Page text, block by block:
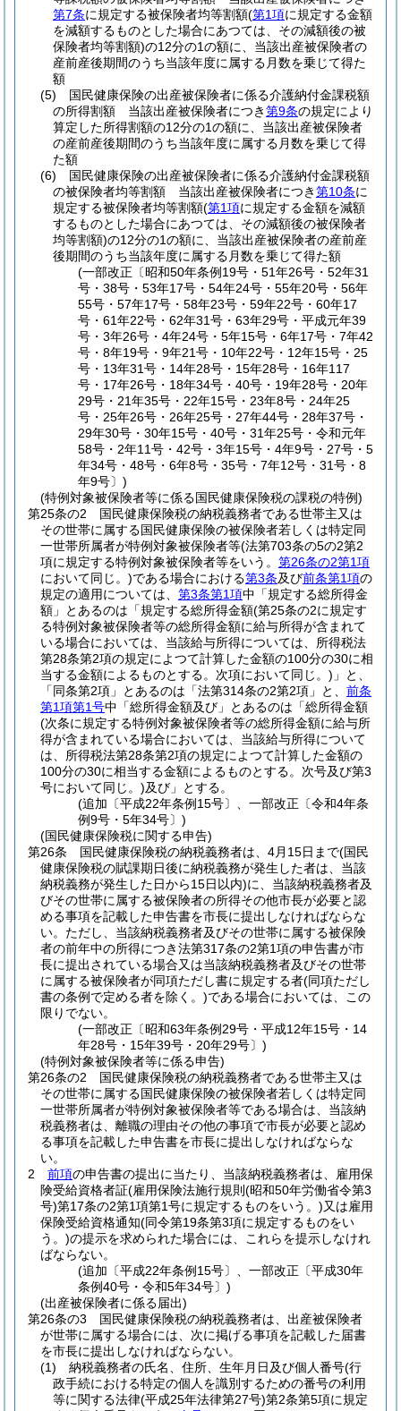
第7条に規定する被保険者均等割額(第1項に規定する金額
を減額するものとした場合にあつては、その減額後の被
保険者均等割額)の12分の1の額に、当該出産被保険者の
産前産後期間のうち当該年度に属する月数を乗じて得た
額
(5)
国民健康保険の出産被保険者に係る介護納付金課税額
の所得割額 当該出産被保険者につき第9条の規定により
算定した所得割額の12分の1の額に、当該出産被保険者
の産前産後期間のうち当該年度に属する月数を乗じて得
た額
(6)
国民健康保険の出産被保険者に係る介護納付金課税額
の被保険者均等割額 当該出産被保険者につき第10条に
規定する被保険者均等割額(第1項に規定する金額を減額
するものとした場合にあつては、その減額後の被保険者
均等割額)の12分の1の額に、当該出産被保険者の産前産
後期間のうち当該年度に属する月数を乗じて得た額
(一部改正〔昭和50年条例19号・51年26号・52年31
号・38号・53年17号・54年24号・55年20号・56年
55号・57年17号・58年23号・59年22号・60年17
号・61年22号・62年31号・63年29号・平成元年39
号・3年26号・4年24号・5年15号・6年17号・7年42
号・8年19号・9年21号・10年22号・12年15号・25
号・13年31号・14年28号・15年28号・16年117
号・17年26号・18年34号・40号・19年28号・20年
29号・21年35号・22年15号・23年8号・24年25
号・25年26号・26年25号・27年44号・28年37号・
29年30号・30年15号・40号・31年25号・令和元年
58号・2年11号・42号・3年15号・4年9号・27号・5
年34号・48号・6年8号・35号・7年12号・31号・8
年9号〕)
(特例対象被保険者等に係る国民健康保険税の課税の特例)
第25条の2
国民健康保険税の納税義務者である世帯主又は
その世帯に属する国民健康保険の被保険者若しくは特定同
一世帯所属者が特例対象被保険者等(法第703条の5の2第2
項に規定する特例対象被保険者等をいう。 第26条の2第1項
において同じ。)である場合における第3条及び前条第1項の
規定の適用については、 第3条第1項中「規定する総所得金
額」とあるのは「規定する総所得金額(第25条の2に規定す
る特例対象被保険者等の総所得金額に給与所得が含まれて
いる場合においては、当該給与所得については、所得税法
第28条第2項の規定によつて計算した金額の100分の30に相
当する金額によるものとする。次項において同じ。) 」と、
「同条第2項」とあるのは「法第314条の2第2項」と、 前条
第1項第1号中「総所得金額及び」とあるのは「総所得金額
(次条に規定する特例対象被保険者等の総所得金額に給与所
得が含まれている場合においては、当該給与所得について
は、所得税法第28条第2項の規定によつて計算した金額の
100分の30に相当する金額によるものとする。次号及び第3
号において同じ。)及び」とする。
(追加〔平成22年条例15号〕、一部改正〔令和4年条
例9号・5年34号〕)
(国民健康保険税に関する申告)
第26条
国民健康保険税の納税義務者は、4月15日まで(国民
健康保険税の賦課期日後に納税義務が発生した者は、当該
納税義務が発生した日から15日以内)に、当該納税義務者及
びその世帯に属する被保険者の所得その他市長が必要と認
める事項を記載した申告書を市長に提出しなければならな
い。 ただし、当該納税義務者及びその世帯に属する被保険
者の前年中の所得につき法第317条の2第1項の申告書が市
長に提出されている場合又は当該納税義務者及びその世帯
に属する被保険者が同項ただし書に規定する者(同項ただし
書の条例で定める者を除く。)である場合においては、この
限りでない。
(一部改正〔昭和63年条例29号・平成12年15号・14
年28号・15年39号・20年29号〕)
(特例対象被保険者等に係る申告)
第26条の2
国民健康保険税の納税義務者である世帯主又は
その世帯に属する国民健康保険の被保険者若しくは特定同
一世帯所属者が特例対象被保険者等である場合は、当該納
税義務者は、離職の理由その他の事項で市長が必要と認め
る事項を記載した申告書を市長に提出しなければならな
い。
2
前項の申告書の提出に当たり、当該納税義務者は、雇用保
険受給資格者証(雇用保険法施行規則 (昭和50年労働省令第3
号)第17条の2第1項第1号に規定するものをいう。)又は雇用
保険受給資格通知(同令第19条第3項に規定するものをい
う。)の提示を求められた場合には、これらを提示しなけれ
ばならない。
(追加〔平成22年条例15号〕、一部改正〔平成30年
条例40号・令和5年34号〕)
(出産被保険者に係る届出)
第26条の3
国民健康保険税の納税義務者は、出産被保険者
が世帯に属する場合には、次に掲げる事項を記載した届書
を市長に提出しなければならない。
(1)
納税義務者の氏名、住所、生年月日及び個人番号(行
政手続における特定の個人を識別するための番号の利用
等に関する法律(平成25年法律第27号)第2条第5項に規定